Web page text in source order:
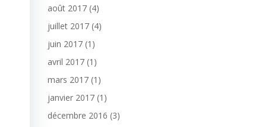
août 2017 (4)
juillet 2017 (4)
juin 2017 (1)
avril 2017 (1)
mars 2017 (1)
janvier 2017 (1)
décembre 2016 (3)